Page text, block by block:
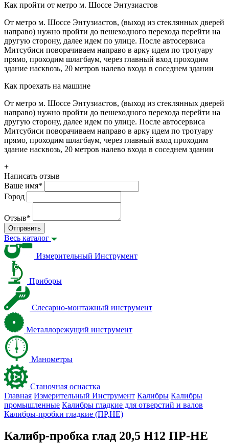
Как пройти от метро м. Шоссе Энтузиастов
От метро м. Шоссе Энтузиастов, (выход из стеклянных дверей
направо) нужно пройти до пешеходного перехода перейти на
другую сторону, далее идем по улице. После автосервиса
Митсубиси поворачиваем направо в арку идем по тротуару
прямо, проходим шлагбаум, через главный вход проходим
здание насквозь, 20 метров налево входа в соседнем здании
Как проехать на машине
От метро м. Шоссе Энтузиастов, (выход из стеклянных дверей
направо) нужно пройти до пешеходного перехода перейти на
другую сторону, далее идем по улице. После автосервиса
Митсубиси поворачиваем направо в арку идем по тротуару
прямо, проходим шлагбаум, через главный вход проходим
здание насквозь, 20 метров налево входа в соседнем здании
+
Написать отзыв
Ваше имя*
Город
Отзыв*
Отправить
Весь каталог
Измерительный Инструмент
Приборы
Слесарно-монтажный инструмент
Металлорежущий инструмент
Манометры
Станочная оснастка
Главная Измерительный Инструмент Калибры Калибры
промышленные Калибры гладкие для отверстий и валов
Калибры-пробки гладкие (ПР,НЕ)
Калибр-пробка глад 20,5 H12 ПР-НЕ